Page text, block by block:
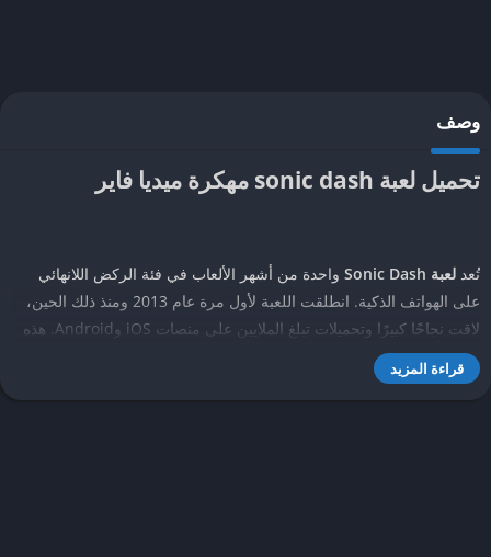
وصف
تحميل لعبة sonic dash مهكرة ميديا فاير
تُعد لعبة Sonic Dash
واحدة من أشهر الألعاب في فئة الركض اللانهائي
على الهواتف الذكية. انطلقت اللعبة لأول مرة عام 2013 ومنذ ذلك الحين،
لاقت نجاحًا كبيرًا وتحميلات تبلغ الملايين على منصات iOS وAndroid. هذه
ألعاب Sonic the Hedgehog الأيقونية التي بدأت في التسعينيّات.
قراءة المزيد